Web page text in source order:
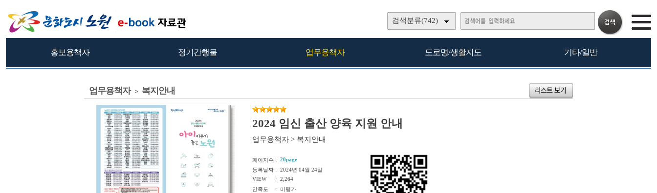
검색분류(742)
홍보용책자 정기간행물 업무용책자 도로명/생활지도 기타/일반
업무용책자 > 복지안내
2024 임신 출산 양육 지원 안내
업무용책자 > 복지안내
페이지수 : 20page
등록날짜 : 2024년 04월 24일
VIEW
: 2,264
만족도
: 미평가